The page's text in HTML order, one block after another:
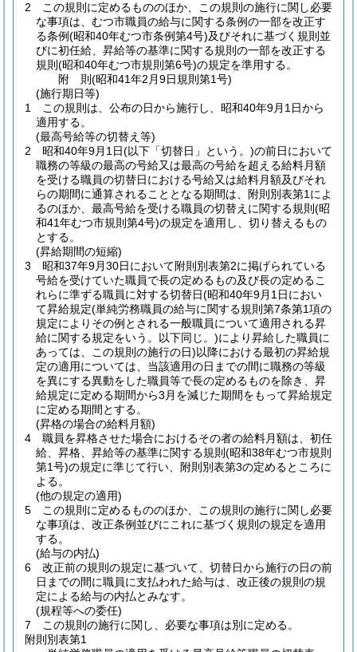
2
この規則に定めるもののほか、この規則の施行に関し必要
な事項は、むつ市職員の給与に関する条例の一部を改正す
る条例(昭和40年むつ市条例第4号)及びそれに基づく規則並
びに初任給、昇給等の基準に関する規則の一部を改正する
規則 (昭和40年むつ市規則第6号)の規定を準用する。
附 則(昭和41年2月9日規則第1号)
(施行期日等)
1
この規則は、公布の日から施行し、昭和40年9月1日から
適用する。
(最高号給等の切替え等)
2
昭和40年9月1日(以下「切替日」という。)の前日において
職務の等級の最高の号給又は最高の号給を超える給料月額
を受ける職員の切替日における号給又は給料月額及びそれ
らの期間に通算されることとなる期間は、附則別表第1によ
るのほか、最高号給を受ける職員の切替えに関する規則 (昭
和41年むつ市規則第4号)の規定を適用し、切り替えるもの
とする。
(昇給期間の短縮)
3
昭和37年9月30日において附則別表第2に掲げられている
号給を受けていた職員で長の定めるもの及び長の定めるこ
れらに準ずる職員に対する切替日(昭和40年9月1日におい
て昇給規定(単純労務職員の給与に関する規則第7条第1項の
規定によりその例とされる一般職員について適用される昇
給に関する規定をいう。以下同じ。)により昇給した職員に
あっては、この規則の施行の日)以降における最初の昇給規
定の適用については、当該適用の日までの間に職務の等級
を異にする異動をした職員等で長の定めるものを除き、昇
給規定に定める期間から3月を減じた期間をもって昇給規定
に定める期間とする。
(昇格の場合の給料月額)
4
職員を昇格させた場合におけるその者の給料月額は、初任
給、昇格、昇給等の基準に関する規則 (昭和38年むつ市規則
第1号)の規定に準じて行い、附則別表第3の定めるところに
よる。
(他の規定の適用)
5
この規則に定めるもののほか、この規則の施行に関し必要
な事項は、改正条例並びにこれに基づく規則の規定を適用
する。
(給与の内払)
6
改正前の規則の規定に基づいて、切替日から施行の日の前
日までの間に職員に支払われた給与は、改正後の規則の規
定による給与の内払とみなす。
(規程等への委任)
7
この規則の施行に関し、必要な事項は別に定める。
附則別表第1